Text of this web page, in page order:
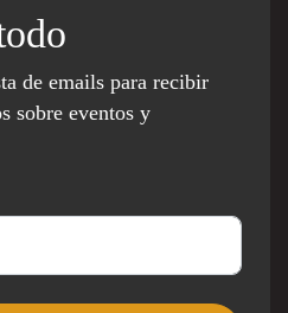
de emails para recibir
sobre eventos y